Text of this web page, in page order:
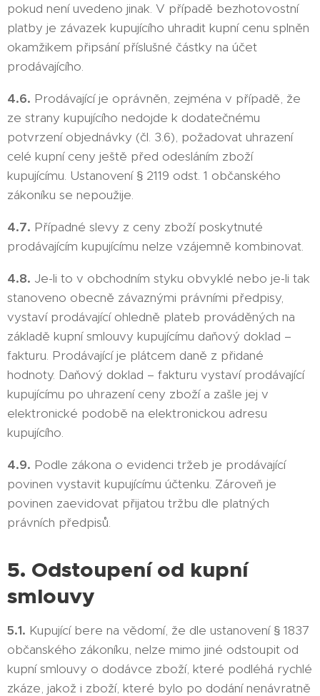
pokud není uvedeno jinak. V případě bezhotovostní
platby je závazek kupujícího uhradit kupní cenu splněn
okamžikem připsání příslušné částky na účet
prodávajícího.
4.6. Prodávající je oprávněn, zejména v případě, že
ze strany kupujícího nedojde k dodatečnému
potvrzení objednávky (čl. 3.6), požadovat uhrazení
celé kupní ceny ještě před odesláním zboží
kupujícímu. Ustanovení § 2119 odst. 1 občanského
zákoníku se nepoužije.
4.7. Případné slevy z ceny zboží poskytnuté
prodávajícím kupujícímu nelze vzájemně kombinovat.
4.8. Je-li to v obchodním styku obvyklé nebo je-li tak
stanoveno obecně závaznými právními předpisy,
vystaví prodávající ohledně plateb prováděných na
základě kupní smlouvy kupujícímu daňový doklad –
fakturu. Prodávající je plátcem daně z přidané
hodnoty. Daňový doklad – fakturu vystaví prodávající
kupujícímu po uhrazení ceny zboží a zašle jej v
elektronické podobě na elektronickou adresu
kupujícího.
4.9. Podle zákona o evidenci tržeb je prodávající
povinen vystavit kupujícímu účtenku. Zároveň je
povinen zaevidovat přijatou tržbu dle platných
právních předpisů.
5. Odstoupení od kupní
smlouvy
5.1. Kupující bere na vědomí, že dle ustanovení § 1837
občanského zákoníku, nelze mimo jiné odstoupit od
kupní smlouvy o dodávce zboží, které podléhá rychlé
zkáze, jakož i zboží, které bylo po dodání nenávratně